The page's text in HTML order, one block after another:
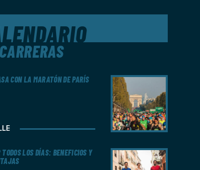
CON LA MARATÓN DE PARÍS
TODOS LOS DÍAS: BENEFICIOS Y